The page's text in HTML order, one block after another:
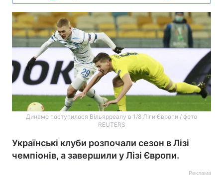
Динамо поступилося Вільярреалу в 1/8 Ліги Європи / фото
REUTERS
Українські клуби розпочали сезон в Лізі
чемпіонів, а завершили у Лізі Європи.
Реклама